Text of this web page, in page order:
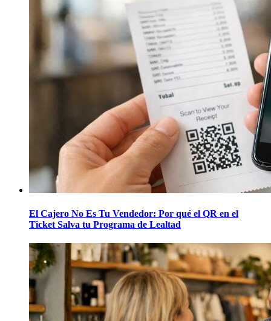
El Cajero No Es Tu Vendedor: Por qué el QR en el
Ticket Salva tu Programa de Lealtad